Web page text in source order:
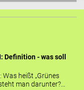
Definition - was soll
Was heißt „Grünes
man darunter?...